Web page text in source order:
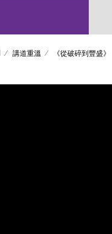
講道重溫 《從破碎到豐盛》